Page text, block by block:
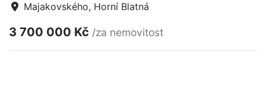
Majakovského, Horní Blatná
3 700 000 Kč /za nemovitost